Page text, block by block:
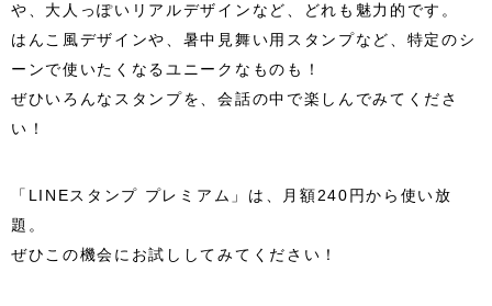
や、大人っぽいリアルデザインなど、どれも魅力的です。
はんこ風デザインや、暑中見舞い用スタンプなど、特定のシ
ーンで使いたくなるユニークなものも！
ぜひいろんなスタンプを、会話の中で楽しんでみてくださ
い！
「LINEスタンプ プレミアム」は、月額240円から使い放
題。
ぜひこの機会にお試ししてみてください！